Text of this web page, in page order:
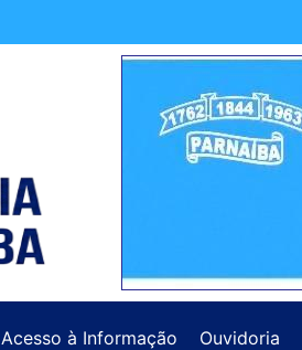
Acesso à Informação Ouvidoria